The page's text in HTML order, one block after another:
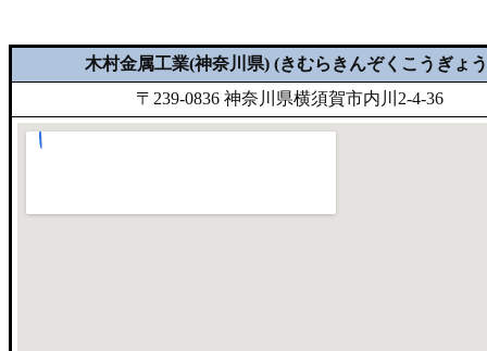
木村金属工業(神奈川県) (きむらきんぞくこうぎょ
〒239-0836 神奈川県横須賀市内川2-4-36